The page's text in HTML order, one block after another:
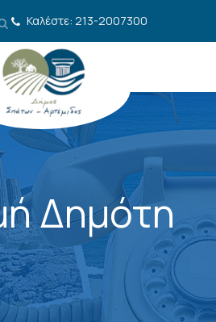
Καλέστε: 213-2007300
Δημότη